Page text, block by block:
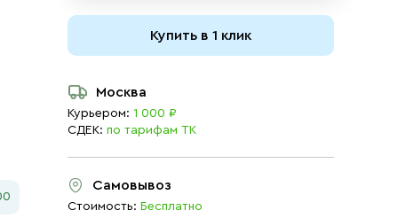
Купить в 1 клик
Москва
Курьером: 1 000 ₽
СДЕК: по тарифам ТК
Самовывоз
Стоимость: Бесплатно